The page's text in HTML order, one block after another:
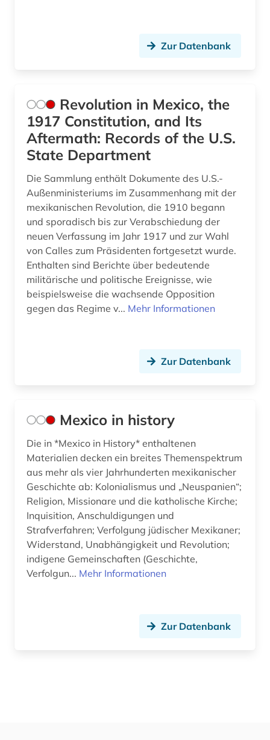
Zur Datenbank
Revolution in Mexico, the
1917 Constitution, and Its
Aftermath: Records of the U.S.
State Department
Die Sammlung enthält Dokumente des U.S.-
Außenministeriums im Zusammenhang mit der
mexikanischen Revolution, die 1910 begann
und sporadisch bis zur Verabschiedung der
neuen Verfassung im Jahr 1917 und zur Wahl
von Calles zum Präsidenten fortgesetzt wurde.
Enthalten sind Berichte über bedeutende
militärische und politische Ereignisse, wie
beispielsweise die wachsende Opposition
gegen das Regime v... Mehr Informationen
Zur Datenbank
Mexico in history
Die in *Mexico in History* enthaltenen
Materialien decken ein breites Themenspektrum
aus mehr als vier Jahrhunderten mexikanischer
Geschichte ab: Kolonialismus und „Neuspanien“;
Religion, Missionare und die katholische Kirche;
Inquisition, Anschuldigungen und
Strafverfahren; Verfolgung jüdischer Mexikaner;
Widerstand, Unabhängigkeit und Revolution;
indigene Gemeinschaften (Geschichte,
Verfolgun... Mehr Informationen
Zur Datenbank